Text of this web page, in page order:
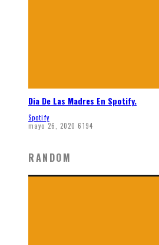
Dia De Las Madres En Spotify.
Spotify
mayo 26, 2020 6194
RANDOM